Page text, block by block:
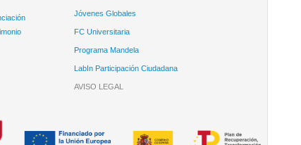
Jóvenes Globales
FC Universitaria
Programa Mandela
LabIn Participación Ciudadana
AVISO LEGAL